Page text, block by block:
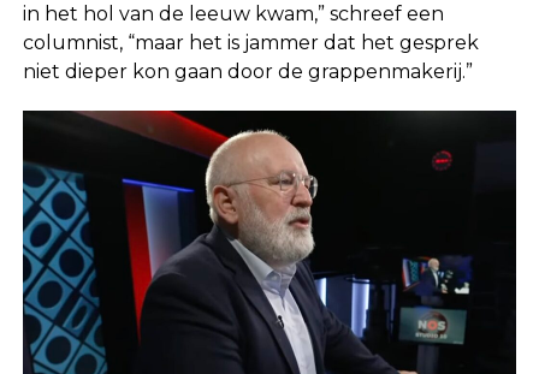
in het hol van de leeuw kwam,” schreef een
columnist, “maar het is jammer dat het gesprek
niet dieper kon gaan door de grappenmakerij.”